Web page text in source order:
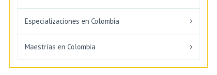
Especializaciones en Colombia
Maestrías en Colombia